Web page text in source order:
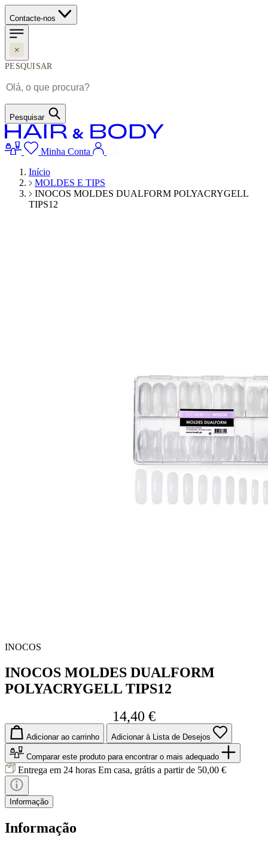
Contacte-nos
PESQUISAR
Pesquisar
Minha Conta
Início
MOLDES E TIPS
INOCOS MOLDES DUALFORM POLYACRYGELL
TIPS12
INOCOS
INOCOS MOLDES DUALFORM
POLYACRYGELL TIPS12
14,40 €
Adicionar ao carrinho Adicionar à Lista de Desejos
Comparar este produto para encontrar o mais adequado
Entrega em 24 horas Em casa, grátis a partir de 50,00 €
Informação
Informação